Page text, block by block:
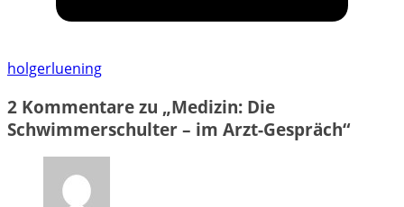
holgerluening
2 Kommentare zu „Medizin: Die
Schwimmerschulter – im Arzt-Gespräch“